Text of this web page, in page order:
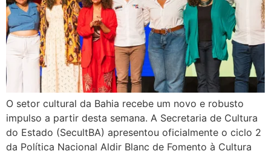
O setor cultural da Bahia recebe um novo e robusto
impulso a partir desta semana. A Secretaria de Cultura
do Estado (SecultBA) apresentou oficialmente o ciclo 2
da Política Nacional Aldir Blanc de Fomento à Cultura